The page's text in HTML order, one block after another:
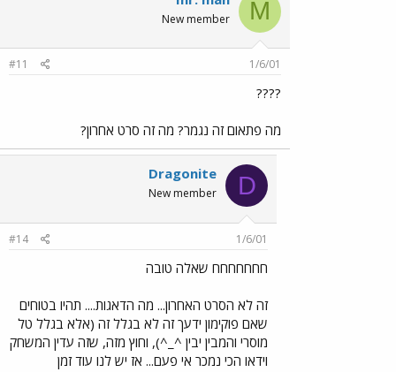
M
New member
1/6/01
#11
????
מה פתאום זה נגמר? מה זה סרט אחרון?
D
Dragonite
New member
1/6/01
#14
חחחחחחח שאלה טובה
זה לא הסרט האחרון... מה הדאגות.... תהיו בטוחים
שאם פוקימון ידעך זה לא בגלל זה (אלא בגלל טל
מוסרי והמבין יבין ^_^), וחוץ מזה, שזה עדין המשחק
וידאו הכי נמכר אי פעם... אז יש לנו עוד זמן